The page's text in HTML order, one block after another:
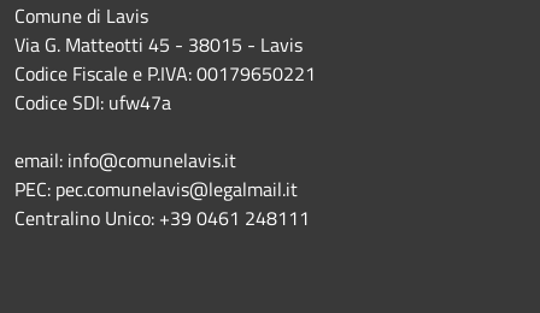
Comune di Lavis
Via G. Matteotti 45 - 38015 - Lavis
Codice Fiscale e P.IVA: 00179650221
Codice SDI: ufw47a
email: info@comunelavis.it
PEC: pec.comunelavis@legalmail.it
Centralino Unico: +39 0461 248111